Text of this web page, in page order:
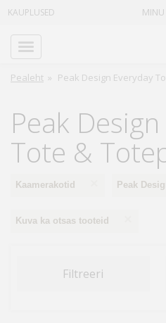
KAUPLUSED
Pealeht » Peak Design Everyday
Peak
Tote &
Kaamerakotid Peak
Kuva ka otsas tooteid
Filtreeri
Info